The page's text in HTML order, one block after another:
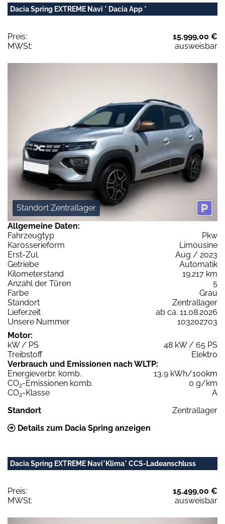
Dacia Spring EXTREME Navi * Dacia App *
Preis:
15.999,00 €
MWSt:
ausweisbar
Standort Zentrallager
Allgemeine Daten:
Fahrzeugtyp
Pkw
Karosserieform
Limousine
Erst-Zul.
Aug / 2023
Getriebe
Automatik
Kilometerstand
19.217 km
Anzahl der Türen
5
Farbe
Grau
Standort
Zentrallager
Lieferzeit
ab ca. 11.08.2026
Unsere Nummer
103202703
Motor:
kW / PS
48 kW / 65 PS
Treibstoff
Elektro
Verbrauch und Emissionen nach WLTP:
Energieverbr. komb.
13,9 kWh/100km
CO2-Emissionen komb.
0 g/km
CO2-Klasse
A
Standort
Zentrallager
Details zum Dacia Spring anzeigen
Dacia Spring EXTREME Navi*Klima* CCS-Ladeanschluss
Preis:
15.499,00 €
MWSt:
ausweisbar